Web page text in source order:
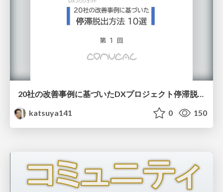
20社の改善事例に基づいたDXプロジェクト停滞脱出方法
katsuya141
0 150